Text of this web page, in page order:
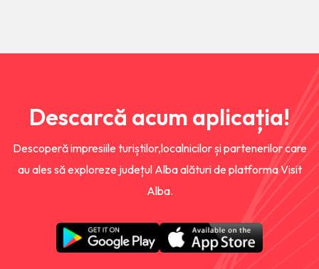
Descarcă acum aplicația!
Descoperă impresiile turiștilor,localnicilor și partenerilor care
au ales să exploreze județul Alba alături de platforma Visit
Alba.